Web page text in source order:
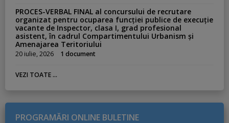
PROCES-VERBAL FINAL al concursului de recrutare
organizat pentru ocuparea funcției publice de execuție
vacante de Inspector, clasa I, grad profesional
asistent, în cadrul Compartimentului Urbanism și
Amenajarea Teritoriului
20 iulie, 2026 1 document
VEZI TOATE ...
PROGRAMĂRI ONLINE BULETINE